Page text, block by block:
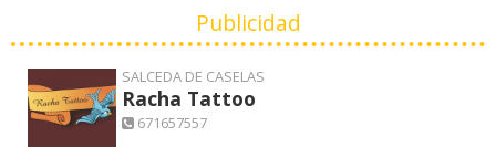
Publicidad
SALCEDA DE CASELAS
Racha Tattoo
671657557